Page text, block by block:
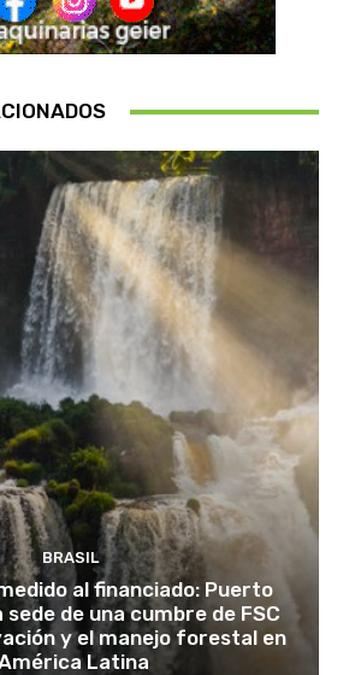
BRASIL
al financiado: Puerto
sede de una cumbre de FSC
y el manejo forestal en
Latina